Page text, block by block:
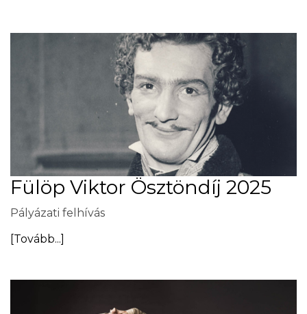
Fülöp Viktor Ösztöndíj 2025
Pályázati felhívás
[Tovább...]